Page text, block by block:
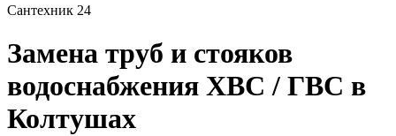
Сантехник 24
Замена труб и стояков
водоснабжения ХВС / ГВС в
Колтушах